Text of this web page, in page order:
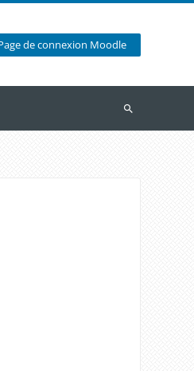
de connexion Moodle
Recherche